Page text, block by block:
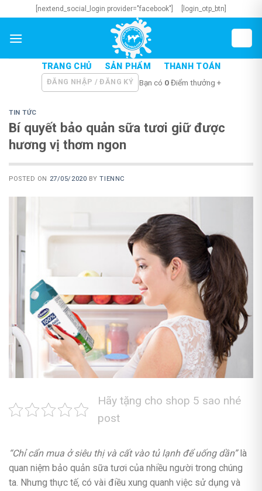
to
content
[nextend_social_login provider="facebook"] [login_otp_btn]
TRANG CHỦ SẢN PHẨM THANH TOÁN
ĐĂNG NHẬP / ĐĂNG KÝ Bạn có 0Điểm thưởng +
TIN TỨC
Bí quyết bảo quản sữa tươi giữ được
hương vị thơm ngon
POSTED ON 27/05/2020 BYTIENNC
Hãy tặng cho shop 5 sao nhé
post
“Chỉ cẩn mua ở siêu thị và cất vào tủ lạnh để uống dần”là
quan niệm bảo quản sữa tươi của nhiều người trong chúng
ta. Nhưng thực tế, có vài điều xung quanh việc sử dụng và